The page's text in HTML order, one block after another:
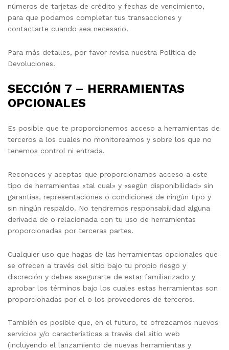
números de tarjetas de crédito y fechas de vencimiento,
para que podamos completar tus transacciones y
contactarte cuando sea necesario.
Para más detalles, por favor revisa nuestra Política de
Devoluciones.
SECCIÓN 7 – HERRAMIENTAS
OPCIONALES
Es posible que te proporcionemos acceso a herramientas de
terceros a los cuales no monitoreamos y sobre los que no
tenemos control ni entrada.
Reconoces y aceptas que proporcionamos acceso a este
tipo de herramientas «tal cual» y «según disponibilidad» sin
garantías, representaciones o condiciones de ningún tipo y
sin ningún respaldo. No tendremos responsabilidad alguna
derivada de o relacionada con tu uso de herramientas
proporcionadas por terceras partes.
Cualquier uso que hagas de las herramientas opcionales que
se ofrecen a través del sitio bajo tu propio riesgo y
discreción y debes asegurarte de estar familiarizado y
aprobar los términos bajo los cuales estas herramientas son
proporcionadas por el o los proveedores de terceros.
También es posible que, en el futuro, te ofrezcamos nuevos
servicios y/o características a través del sitio web
(incluyendo el lanzamiento de nuevas herramientas y